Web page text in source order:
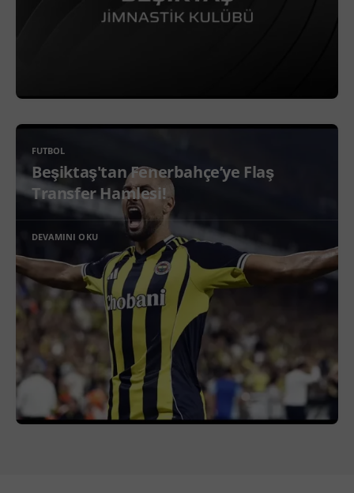
FUTBOL
Beşiktaş'tan Fenerbahçe’ye Flaş
Transfer Hamlesi!
DEVAMINI OKU